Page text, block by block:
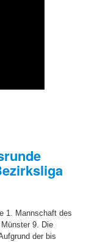
1. Mannschaft des
9. Die
der bis